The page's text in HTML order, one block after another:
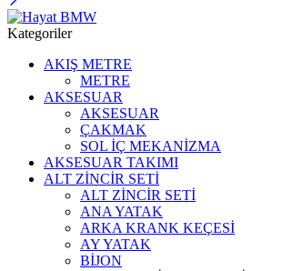
Kategoriler
AKIŞ METRE
METRE
AKSESUAR
AKSESUAR
ÇAKMAK
SOL İÇ MEKANİZMA
AKSESUAR TAKIMI
ALT ZİNCİR SETİ
ALT ZİNCİR SETİ
ANA YATAK
ARKA KRANK KEÇESİ
AY YATAK
BİJON